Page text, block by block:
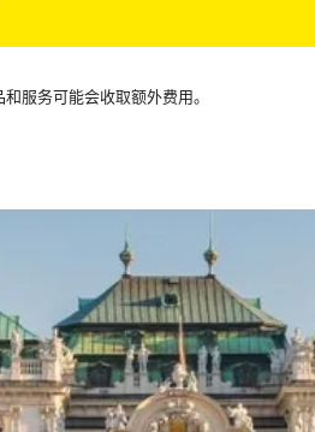
服务可能会收取额外费用。